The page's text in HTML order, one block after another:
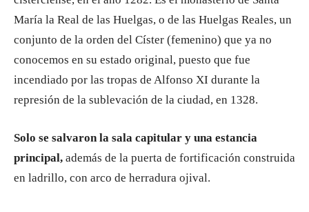
María la Real de las Huelgas, o de las Huelgas Reales, un
conjunto de la orden del Císter (femenino) que ya no
conocemos en su estado original, puesto que fue
incendiado por las tropas de Alfonso XI durante la
represión de la sublevación de la ciudad, en 1328.
Solo se salvaron la sala capitular y una estancia
principal, además de la puerta de fortificación construida
en ladrillo, con arco de herradura ojival.